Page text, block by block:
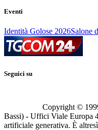
Eventi
Identità Golose 2026Salone
Seguici su
Copyright ©
Bassi) - Uffici Viale Europa
artificiale generativa. È